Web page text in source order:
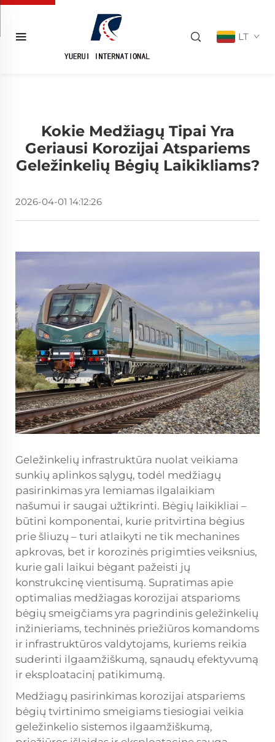
LT
Kokie Medžiagų Tipai Yra
Geriausi Korozijai Atspariems
Geležinkelių Bėgių Laikikliams?
2026-04-01 14:12:26
Geležinkelių infrastruktūra nuolat veikiama
sunkių aplinkos sąlygų, todėl medžiagų
pasirinkimas yra lemiamas ilgalaikiam
našumui ir saugai užtikrinti. Bėgių laikikliai –
būtini komponentai, kurie pritvirtina bėgius
prie šliuzų – turi atlaikyti ne tik mechanines
apkrovas, bet ir korozinės prigimties veiksnius,
kurie gali laikui bėgant pažeisti jų
konstrukcinę vientisumą. Supratimas apie
optimalias medžiagas korozijai atsparioms
bėgių smeigčiams yra pagrindinis geležinkelių
inžinieriams, techninės priežiūros komandoms
ir infrastruktūros valdytojams, kuriems reikia
suderinti ilgaamžiškumą, sąnaudų efektyvumą
ir eksploatacinį patikimumą.
Medžiagų pasirinkimas korozijai atspariems
bėgių tvirtinimo smeigiams tiesiogiai veikia
geležinkelio sistemos ilgaamžiškumą,